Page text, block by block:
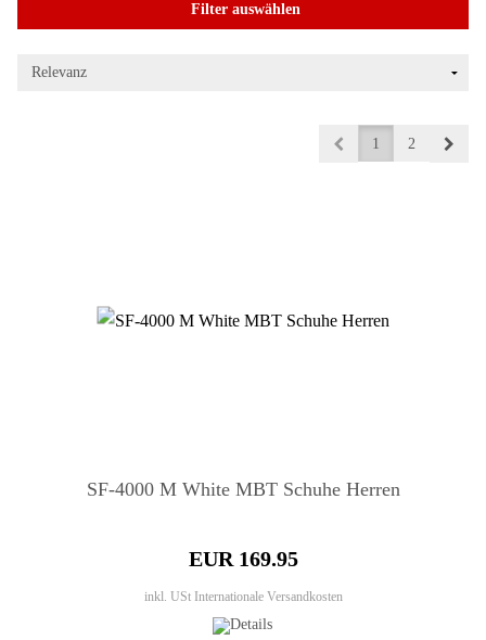
Filter auswählen
1 2
SF-4000 M White MBT Schuhe Herren
EUR 169.95
inkl. USt Internationale Versandkosten